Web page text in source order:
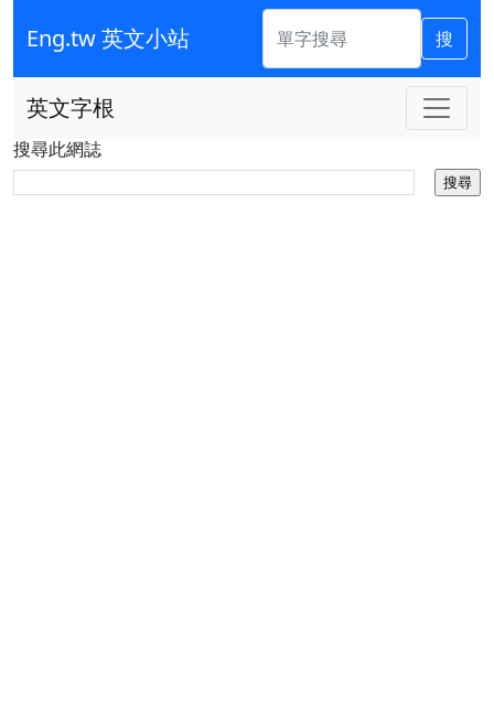
Eng.tw 英文小站 搜
英文字根
搜尋此網誌